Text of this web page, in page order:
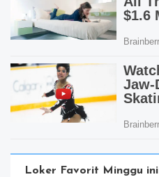
Loker Favorit Minggu ini